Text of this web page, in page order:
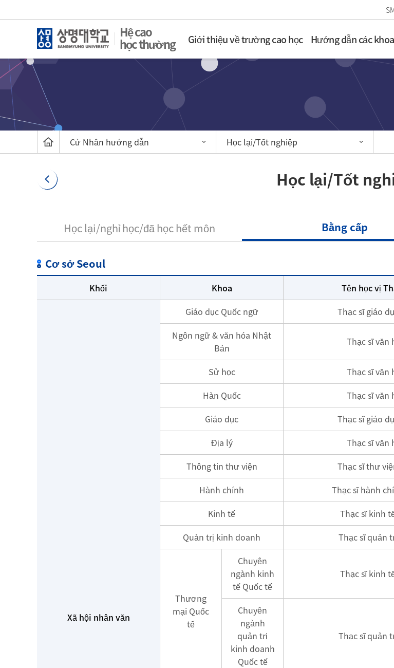
Hệ cao
học thường Giới thiệu về trường cao học Hướng dẫn các khoa
Cử Nhân hướng dẫn Học lại/Tốt nghiệp
Học lại/Tốt
Học lại/nghỉ học/đã học hết môn Bằng cấp
Cơ sở Seoul
Khối Khoa Tên học vị
Xã hội nhân văn
Giáo dục Quốc ngữ Thạc sĩ giáo
Ngôn ngữ & văn hóa Nhật
Bản
Thạc sĩ văn
Sử học Thạc sĩ văn
Hàn Quốc
Thạc sĩ văn
Giáo dục
Thạc sĩ giáo
Địa lý
Thạc sĩ văn
Thông tin thư viện
Thạc sĩ thư
Hành chính
Thạc sĩ hành
Kinh tế
Thạc sĩ kinh
Quản trị kinh doanh
Thạc sĩ quản
Thương
mại Quốc
tế
Chuyên
ngành kinh
tế Quốc tế
Thạc sĩ kinh
Chuyên
ngành
quản trị
kinh doanh
Quốc tế
Thạc sĩ quản